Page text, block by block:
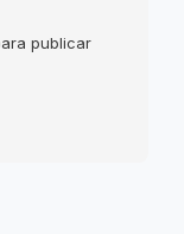
publicar